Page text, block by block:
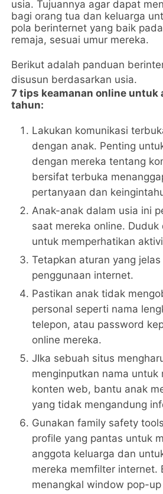
usia. Tujuannya agar dapat
bagi orang tua dan keluarga
pola berinternet yang baik
remaja, sesuai umur mereka.
Berikut adalah panduan
disusun berdasarkan usia.
7 tips keamanan online untuk
tahun:
Lakukan komunikasi
dengan anak. Penting
dengan mereka tentang
bersifat terbuka
pertanyaan dan
Anak-anak dalam usia ini
saat mereka online. Duduk
untuk memperhatikan
Tetapkan aturan yang
penggunaan internet.
Pastikan anak tidak
personal seperti nama
telepon, atau password
online mereka.
JIka sebuah situs
menginputkan nama untuk
konten web, bantu anak
yang tidak mengandung
Gunakan family safety
profile yang pantas untuk
anggota keluarga dan
mereka memfilter internet.
menangkal window pop-up